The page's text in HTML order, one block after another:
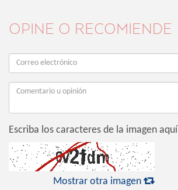
OPINE O RECOMIENDE
Escriba los caracteres de la imagen aquí
Mostrar otra imagen 